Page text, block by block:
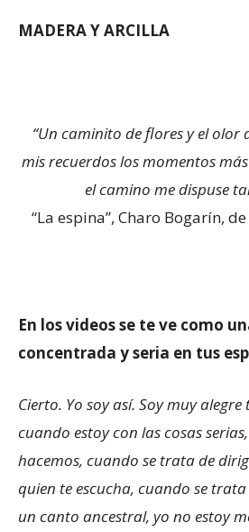
MADERA Y ARCILLA
“Un caminito de flores y el olor
mis recuerdos los momentos
el camino me dispuse
“La espina”, Charo Bogarín,
En los videos se te ve como
concentrada y seria en tus
Cierto. Yo soy así. Soy muy
cuando estoy con las cosas
hacemos, cuando se trata de
quien te escucha, cuando se
un canto ancestral, yo no estoy